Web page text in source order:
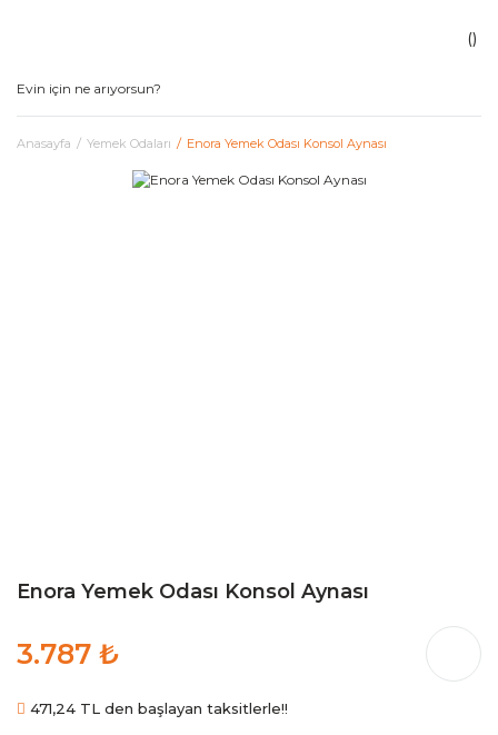
Anasayfa Yemek Odaları Enora Yemek Odası Konsol Aynası
Enora Yemek Odası Konsol Aynası
3.787 ₺
471,24 TL den başlayan taksitlerle!!